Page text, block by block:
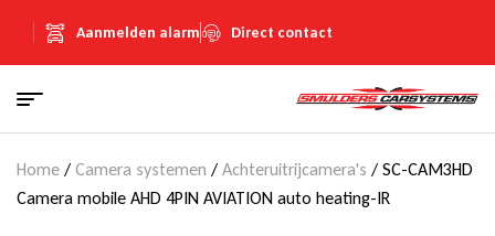
Aanmelden alarm Direct contact
Home / Camera systemen / Achteruitrijcamera's / SC-CAM3HD
Camera mobile AHD 4PIN AVIATION auto heating-IR